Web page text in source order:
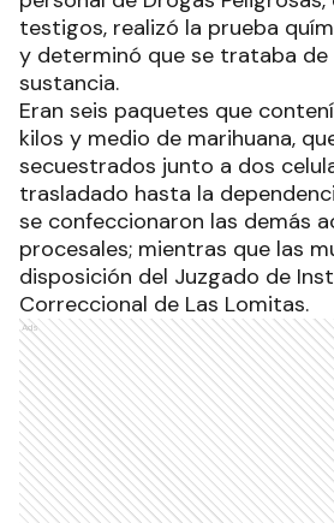
testigos, realizó la prueba
y determinó que se trataba de
sustancia.
Eran seis paquetes que
kilos y medio de marihuana,
secuestrados junto a dos
trasladado hasta la
se confeccionaron las demás
procesales; mientras que las
disposición del Juzgado de
Correccional de Las Lomitas.
Ads